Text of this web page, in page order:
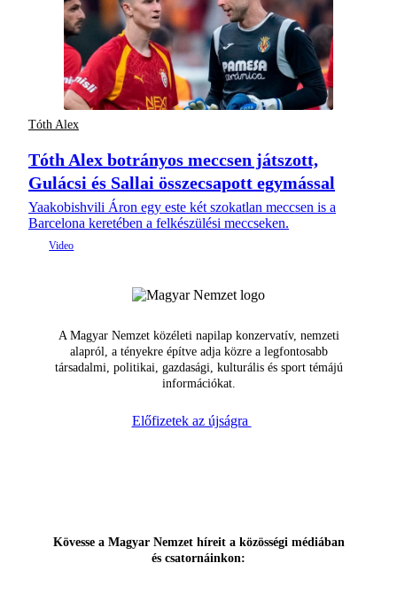
Tóth Alex
Tóth Alex botrányos meccsen játszott,
Gulácsi és Sallai összecsapott egymással
Yaakobishvili Áron egy este két szokatlan meccsen is a
Barcelona keretében a felkészülési meccseken.
A Magyar Nemzet közéleti napilap konzervatív, nemzeti
alapról, a tényekre építve adja közre a legfontosabb
társadalmi, politikai, gazdasági, kulturális és sport témájú
információkat.
Előfizetek az újságra
Kövesse a Magyar Nemzet híreit a közösségi médiában
és csatornáinkon: